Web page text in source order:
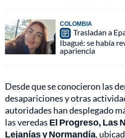
COLOMBIA
Trasladan a
Ibagué: se había
apariencia
Desde que se conocieron las
desapariciones y otras
autoridades han desplegado
las veredas El Progreso, Las
Lejanías y Normandía,